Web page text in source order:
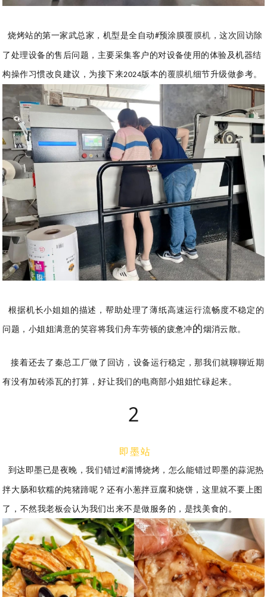
烧烤站的第一家武总家，机型是全自动#预涂膜覆膜机 ，这次回访除
了处理设备的售后问题，主要采集客户的对设备使用的体验及机器结
构操作习惯改良建议，为接下来2024版本的覆膜机细节升级做参考。
根据机长小姐姐的描述，帮助处理了薄纸高速运行流畅度不稳定的
问题，小姐姐满意的笑容将我们舟车劳顿的疲惫冲 的烟消云散。
接着还去了秦总工厂做了回访，设备运行稳定，那我们就聊聊近期
有没有加砖添瓦的打算，好让我们的电商部小姐姐忙碌起来。
2
即墨站
到达即墨已是夜晚，我们错过#淄博烧烤，怎么能错过即墨的蒜泥热
拌大肠和软糯的炖猪蹄呢？还有小葱拌豆腐和烧饼，这里就不要上图
了，不然我老板会认为我们出来不是做服务的，是找美食的。